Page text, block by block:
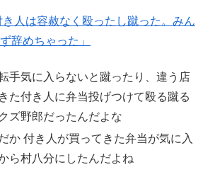
人は容赦なく殴ったし蹴った。みん
辞めちゃった」
手気に入らないと蹴ったり、違う店
た付き人に弁当投げつけて殴る蹴る
ズ野郎だったんだよな
か 付き人が買ってきた弁当が気に入
ら村八分にしたんだよね